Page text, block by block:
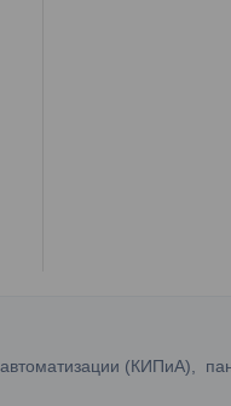
(КИПиА),